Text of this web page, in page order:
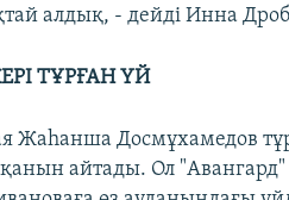
алдық, - дейді Инна
ТҰРҒАН ҮЙ
Жаһанша Досмұхамедов
айтады. Ол